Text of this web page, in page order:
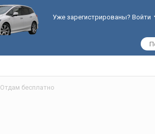
Уже зарегистрированы? Войти
Отдам бесплатно